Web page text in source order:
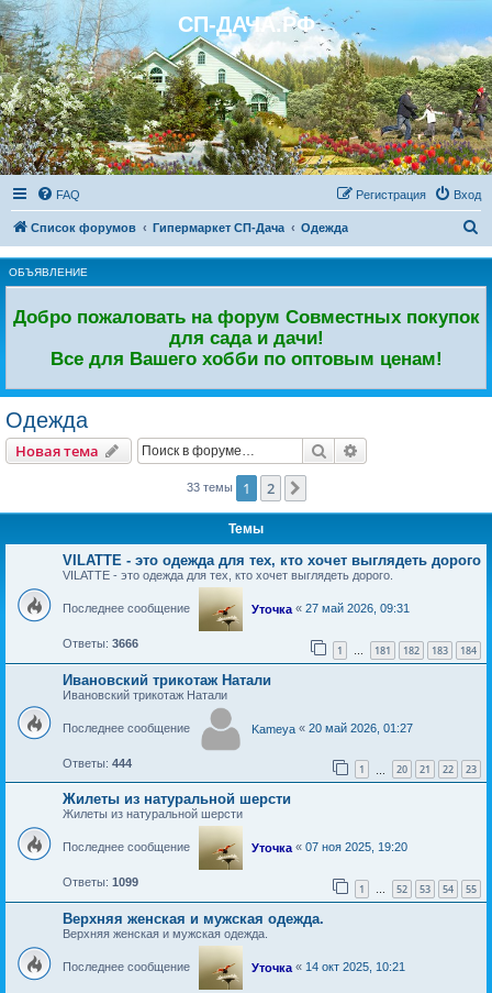
Регистрация СП-ДАЧА.РФ
FAQ Вход
Регистрация
Список форумов Гипермаркет СП-Дача Одежда
ОБЪЯВЛЕНИЕ
Добро пожаловать на форум Совместных покупок
для сада и дачи!
Все для Вашего хобби по оптовым ценам!
Одежда
Новая тема
Новаятема Поиск
33 темы 1 2
Темы
VILATTE - это одежда для тех, кто хочет выглядеть дорого
VILATTE - это одежда для тех, кто хочет выглядеть дорого.
Последнее сообщение Уточка « 27 май 2026, 09:31
Ответы: 3666 1 … 181 182 183 184
Ивановский трикотаж Натали
Ивановский трикотаж Натали
Последнее сообщение Kameya « 20 май 2026, 01:27
Ответы: 444 1 20 21 22 23
Жилеты из натуральной шерсти
Жилеты из натуральной шерсти
Последнее сообщение Уточка « 07 ноя 2025, 19:20
Ответы: 1099 1 … 52 53 54 55
Верхняя женская и мужская одежда.
Верхняя женская и мужская одежда.
Последнее сообщение Уточка « 14 окт 2025, 10:21